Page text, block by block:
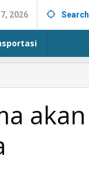
2026 Search
akan